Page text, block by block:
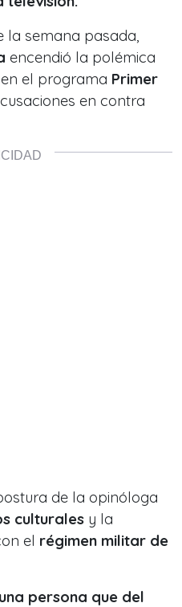
la semana pasada,
encendió la polémica
el programa Primer
en contra
de la opinóloga
culturales y la
el régimen militar de
persona que del